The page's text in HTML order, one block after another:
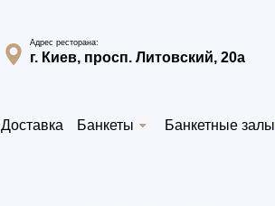
Адрес ресторана:
г. Киев, просп. Литовский, 20а
Доставка Банкеты Банкетные залы